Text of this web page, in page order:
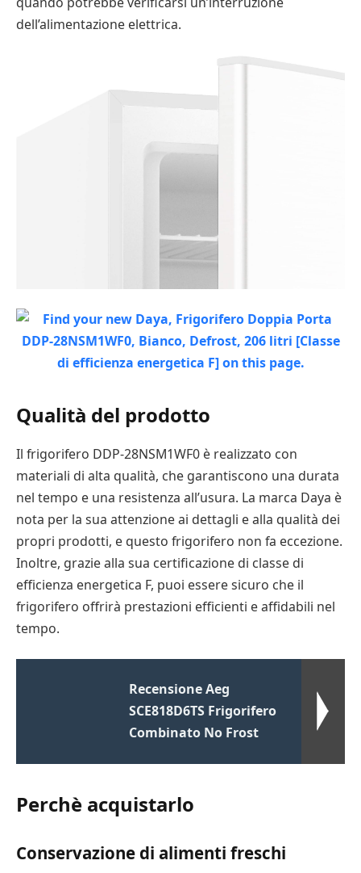
dell’alimentazione elettrica.
Qualità del prodotto
Il frigorifero DDP-28NSM1WF0 è realizzato con
materiali di alta qualità, che garantiscono una durata
nel tempo e una resistenza all’usura. La marca Daya è
nota per la sua attenzione ai dettagli e alla qualità dei
propri prodotti, e questo frigorifero non fa eccezione.
Inoltre, grazie alla sua certificazione di classe di
efficienza energetica F, puoi essere sicuro che il
frigorifero offrirà prestazioni efficienti e affidabili nel
tempo.
Recensione Aeg
SCE818D6TS Frigorifero
Combinato No Frost
Perchè acquistarlo
Conservazione di alimenti freschi